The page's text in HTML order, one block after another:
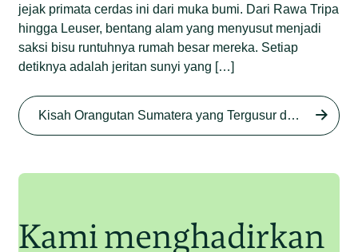
Sumatera di Rawa Tripa
Junaidi Hanafiah 27 Agu 2025
Begini Modus Perburuan
jejak primata cerdas ini dari muka bumi. Dari Rawa Tripa
hingga Leuser, bentang alam yang menyusut menjadi
saksi bisu runtuhnya rumah besar mereka. Setiap
detiknya adalah jeritan sunyi yang […]
Kisah Orangutan Sumatera yang Tergusur dari Rumah Sendiri series
Kami menghadirkan